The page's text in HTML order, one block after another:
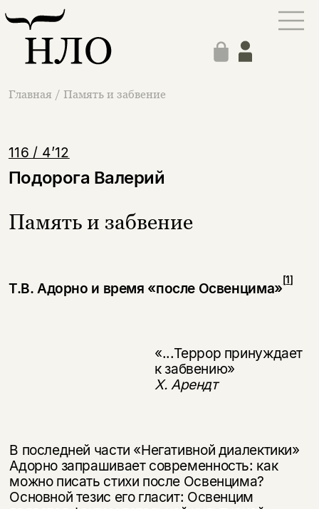
Главная / Память и забвение
116 / 4’12
Подорога Валерий
Память и забвение
Т.В. Адорно и время «после Освенцима»[1]
«...Террор принуждает
к забвению»
Х. Арендт
В последней части «Негативной диалектики»
Адорно запрашивает современ­ность: как
можно писать стихи после Освенцима?
Основной тезис его гласит: Освенцим